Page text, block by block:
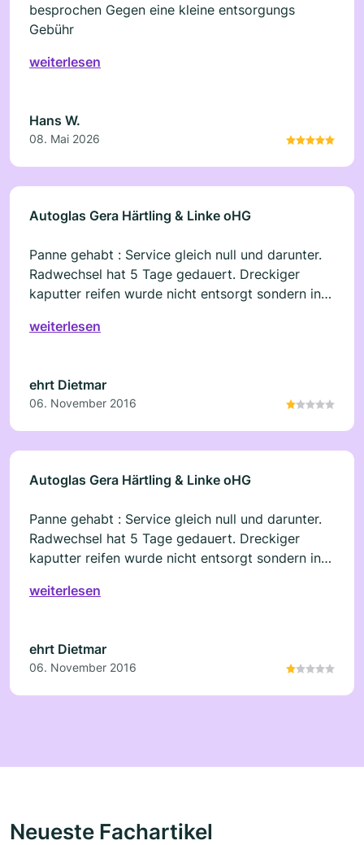
besprochen Gegen eine kleine entsorgungs
Gebühr
weiterlesen
Hans W.
08. Mai 2026
Autoglas Gera Härtling & Linke oHG
Panne gehabt : Service gleich null und darunter.
Radwechsel hat 5 Tage gedauert. Dreckiger
kaputter reifen wurde nicht entsorgt sondern in
und nicht wieder montiert. Bei Abholung
fahren. Traurig das man so was auf Autofahrer
loslässt
weiterlesen
ehrt Dietmar
06. November 2016
Autoglas Gera Härtling & Linke oHG
Panne gehabt : Service gleich null und darunter.
Radwechsel hat 5 Tage gedauert. Dreckiger
kaputter reifen wurde nicht entsorgt sondern in
und nicht wieder montiert. Bei Abholung
fahren.
weiterlesen
ehrt Dietmar
06. November 2016
Neueste Fachartikel